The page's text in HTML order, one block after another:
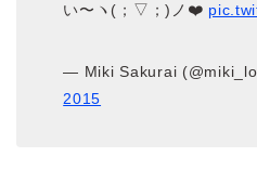
い〜ヽ(；▽；)ノ❤️
— Miki Sakurai
2015